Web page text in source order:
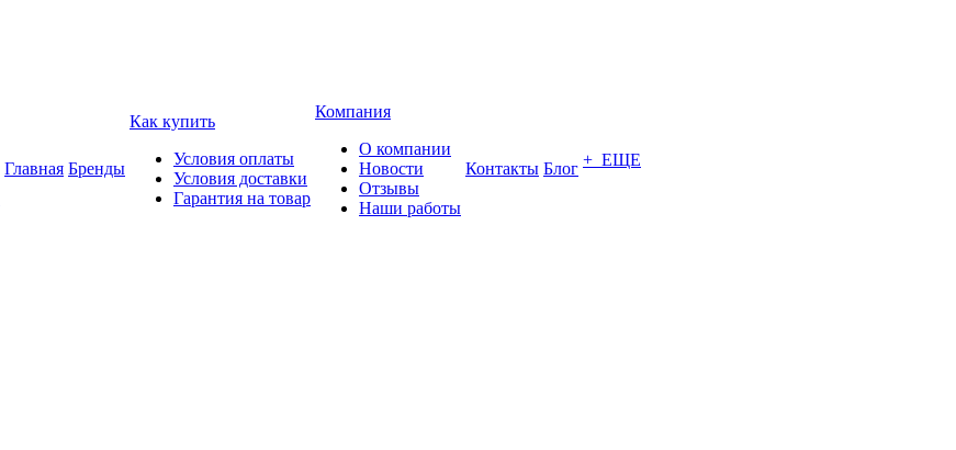
Главная Бренды
Как купить
Условия оплаты
Условия доставки
Гарантия на товар
Компания
О компании
Новости
Отзывы
Наши работы
Контакты Блог + ЕЩЕ